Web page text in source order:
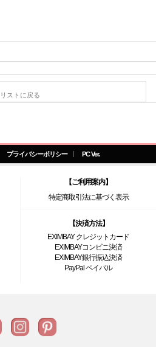
リストに戻る
プライバシーポリシー PC Ver.
【ご利用案内】
特定商取引法に基づく表示
【決済方法】
EXIMBAY クレジットカード
EXIMBAYコンビニ決済
EXIMBAY銀行振込決済
PayPal ペイパル